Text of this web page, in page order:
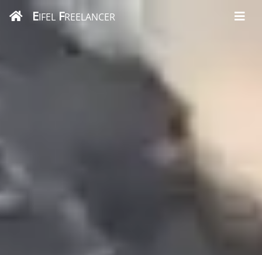
EIFELFREELANCER